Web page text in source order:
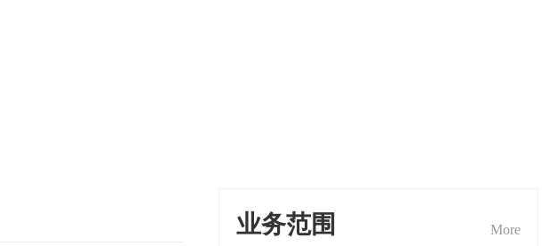
业务范围 More